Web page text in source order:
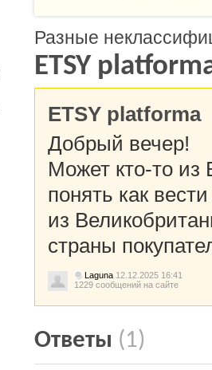
Разные
ETSY
ETSY platforma
Добрый вечер!
Может кто-то из
понять как
из
страны
Laguna 12.12.2025 16:41
1229 сообщений на сайте
Ответы (1)